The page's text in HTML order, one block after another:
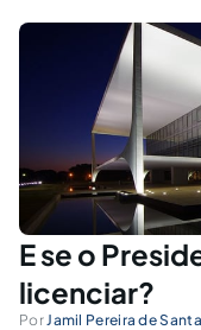
E se o
licenciar?
Por Jamil Pereira de